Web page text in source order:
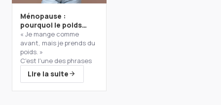
Ménopause :
pourquoi le poids
change… et surtout,
comment agir
durablement?
« Je mange comme
avant, mais je prends du
poids. »
C'est l'une des phrases
que j'entends le plus
souvent en consultation.
Lire la suite